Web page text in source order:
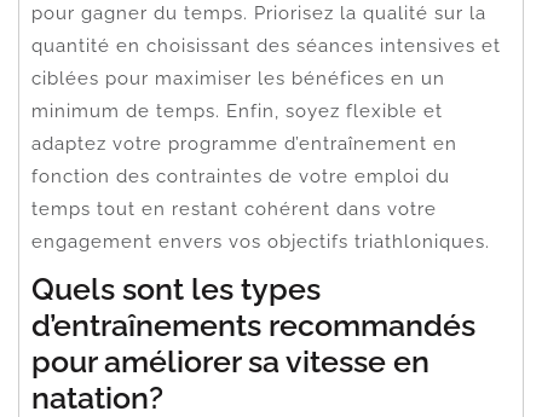
pour gagner du temps. Priorisez la qualité sur la
quantité en choisissant des séances intensives et
ciblées pour maximiser les bénéfices en un
minimum de temps. Enfin, soyez flexible et
adaptez votre programme d’entraînement en
fonction des contraintes de votre emploi du
temps tout en restant cohérent dans votre
engagement envers vos objectifs triathloniques.
Quels sont les types
d’entraînements recommandés
pour améliorer sa vitesse en
natation?